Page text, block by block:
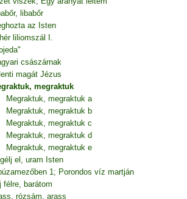
libabőr
az Isten
liliomszál I.
császárnak
magát Jézus
megraktuk
Megraktuk, megraktuk a
Megraktuk, megraktuk b
Megraktuk, megraktuk c
Megraktuk, megraktuk d
Megraktuk, megraktuk e
el, uram Isten
1; Porondos víz martján
félre, barátom
rózsám, arass